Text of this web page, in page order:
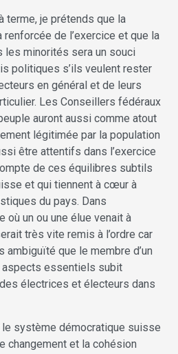
terme, je prétends que la
de l’exercice et que la
les minorités sera un souci
politiques s’ils veulent rester
en général et de leurs
Les Conseillers fédéraux
auront aussi comme atout
légitimée par la population
être attentifs dans l’exercice
de ces équilibres subtils
et qui tiennent à cœur à
du pays. Dans
où un ou une élue venait à
très vite remis à l’ordre car
ambiguïté que le membre d’un
essentiels subit
électrices et électeurs dans
le système démocratique suisse
changement et la cohésion